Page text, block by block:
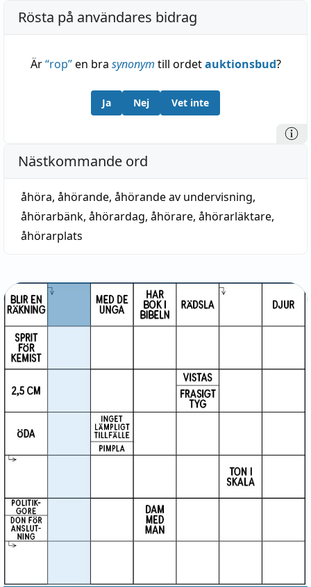
Rösta på användares bidrag
Är“rop”en bra synonym till ordetauktionsbud?
Ja Nej Vet inte
Nästkommande ord
åhöra, åhörande, åhörande av undervisning,
åhörarbänk, åhörardag, åhörare, åhörarläktare,
åhörarplats